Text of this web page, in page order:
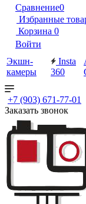
Сравнение0
Избранные
Корзина 0
Войти
Экшн-
камеры
Insta
360
+7 (903) 671-77-01
Заказать звонок